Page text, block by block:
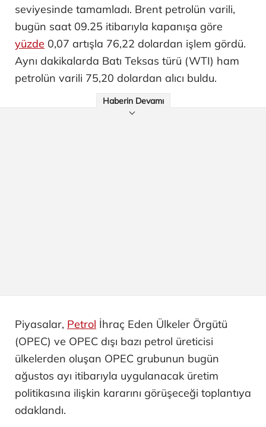
seviyesinde tamamladı. Brent petrolün varili,
bugün saat 09.25 itibarıyla kapanışa göre
yüzde 0,07 artışla 76,22 dolardan işlem gördü.
Aynı dakikalarda Batı Teksas türü (WTI) ham
petrolün varili 75,20 dolardan alıcı buldu.
Haberin Devamı
Piyasalar, Petrol İhraç Eden Ülkeler Örgütü
(OPEC) ve OPEC dışı bazı petrol üreticisi
ülkelerden oluşan OPEC grubunun bugün
ağustos ayı itibarıyla uygulanacak üretim
politikasına ilişkin kararını görüşeceği toplantıya
odaklandı.